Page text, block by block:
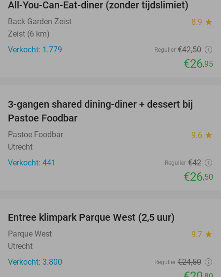
All-You-Can-Eat-diner (zonder tijdslimiet)
Back Garden Zeist 8.9 star
Zeist (6 km)
Verkocht: 1.779
Regulier €42,50
€26,95
37%
3-gangen shared dining-diner + dessert bij
Pastoe Foodbar
Pastoe Foodbar 9.6 star
Utrecht
Verkocht: 441
Regulier €42
€26,50
Entree klimpark Parque West (2,5 uur)
Parque West 9.7 star
Utrecht
Verkocht: 3.800
Regulier €24,50